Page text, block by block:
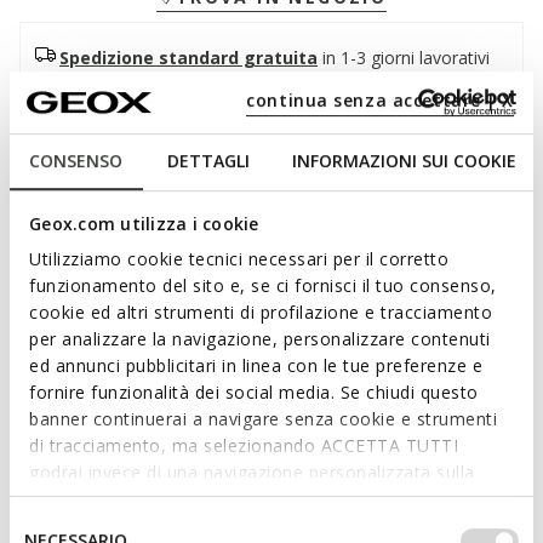
CONSENSO DETTAGLI INFORMAZIONI SUI COOKIE
Geox.com utilizza i cookie
Utilizziamo cookie tecnici necessari per il corretto
funzionamento del sito e, se ci fornisci il tuo consenso,
cookie ed altri strumenti di profilazione e tracciamento
per analizzare la navigazione, personalizzare contenuti
ed annunci pubblicitari in linea con le tue preferenze e
fornire funzionalità dei social media. Se chiudi questo
banner continuerai a navigare senza cookie e strumenti
di tracciamento, ma selezionando ACCETTA TUTTI
godrai invece di una navigazione personalizzata sulla
base dei tuoi gusti ed interessi. Selezionando
IMPOSTAZIONI potrai anche scegliere quali cookies ed
continua senza accettare | X
Spedizione standard gratuita in 1-3 giorni lavorativi
Reso gratuito
entro 30 giorni dalla consegna
Descrizione
ammortizzazione, dal design pulito e dallo stile cittadino. Qui
declinata in un'iconica variante bianca, è realizzata in nappa e
dotata di suola e lacci in tinta, per un accattivante look
monocromatico. Confortevole e traspirante, Spherica™
ECUB-1 è adatta sia per completare gli abbinamenti casual
che per rivisitare gli outfit semi-formali.
CODICE PRODOTTO:U45GPC00085C1000
Leggi di più
Caratteristiche
Ammortizzazione potenziata, grazie allo Zero Shock